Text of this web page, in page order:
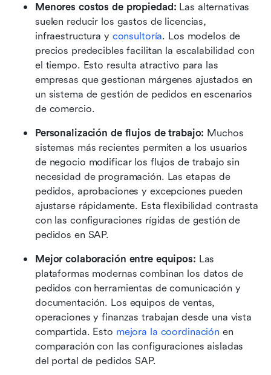
Menores costos de propiedad: Las alternativas
suelen reducir los gastos de licencias,
infraestructura y consultoría. Los modelos de
precios predecibles facilitan la escalabilidad con
el tiempo. Esto resulta atractivo para las
empresas que gestionan márgenes ajustados en
un sistema de gestión de pedidos en escenarios
de comercio.
Personalización de flujos de trabajo: Muchos
sistemas más recientes permiten a los usuarios
de negocio modificar los flujos de trabajo sin
necesidad de programación. Las etapas de
pedidos, aprobaciones y excepciones pueden
ajustarse rápidamente. Esta flexibilidad contrasta
con las configuraciones rígidas de gestión de
pedidos en SAP.
Mejor colaboración entre equipos: Las
plataformas modernas combinan los datos de
pedidos con herramientas de comunicación y
documentación. Los equipos de ventas,
operaciones y finanzas trabajan desde una vista
compartida. Esto mejora la coordinación en
comparación con las configuraciones aisladas
del portal de pedidos SAP.